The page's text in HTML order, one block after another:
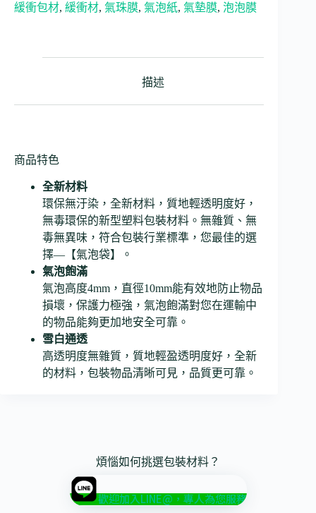
緩衝包材, 緩衝材, 氣珠膜, 氣泡紙, 氣墊膜, 泡泡膜
描述
商品特色
全新材料
環保無汙染，全新材料，質地輕透明度好，
無毒環保的新型塑料包裝材料。無雜質、無
毒無異味，符合包裝行業標準，您最佳的選
擇—【氣泡袋】。
氣泡飽滿
氣泡高度4mm，直徑10mm能有效地防止物品
損壞，保護力極強，氣泡飽滿對您在運輸中
的物品能夠更加地安全可靠。
雪白通透
高透明度無雜質，質地輕盈透明度好，全新
的材料，包裝物品清晰可見，品質更可靠。
煩惱如何挑選包裝材料？
歡迎加入LINE@，專人為您服務